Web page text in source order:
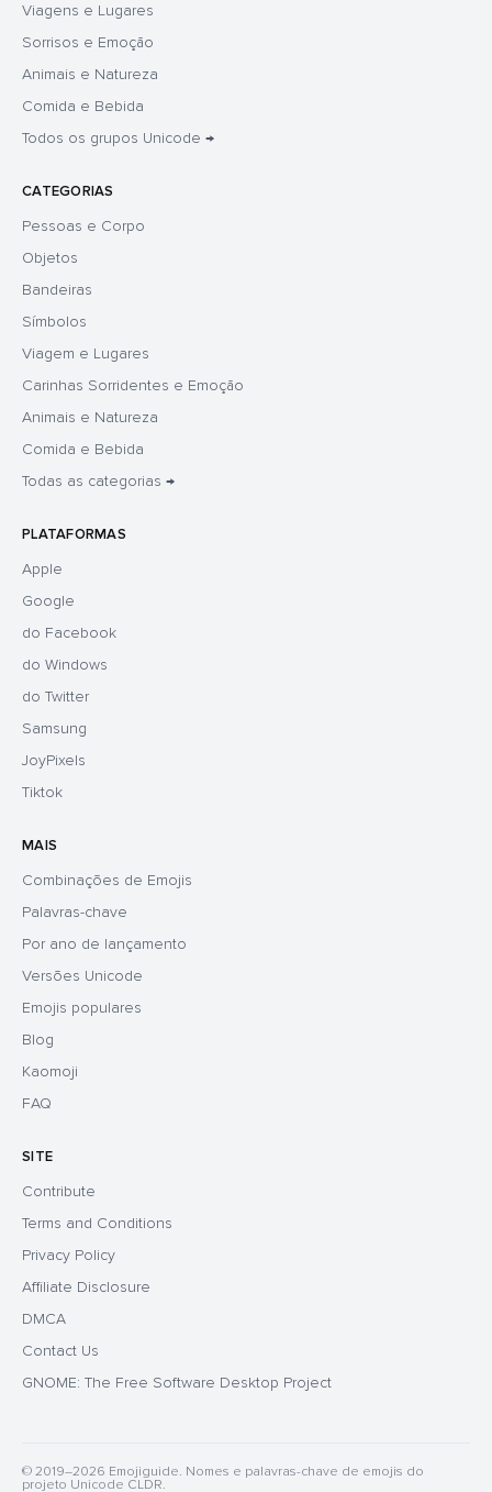
Viagens e Lugares
Sorrisos e Emoção
Animais e Natureza
Comida e Bebida
Todos os grupos Unicode →
CATEGORIAS
Pessoas e Corpo
Objetos
Bandeiras
Símbolos
Viagem e Lugares
Carinhas Sorridentes e Emoção
Animais e Natureza
Comida e Bebida
Todas as categorias →
PLATAFORMAS
Apple
Google
do Facebook
do Windows
do Twitter
Samsung
JoyPixels
Tiktok
MAIS
Combinações de Emojis
Palavras-chave
Por ano de lançamento
Versões Unicode
Emojis populares
Blog
Kaomoji
FAQ
SITE
Contribute
Terms and Conditions
Privacy Policy
Affiliate Disclosure
DMCA
Contact Us
GNOME: The Free Software Desktop Project
© 2019–2026 Emojiguide. Nomes e palavras-chave de emojis do
projeto Unicode CLDR.